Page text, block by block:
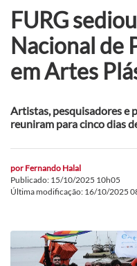
FURG
Nacional de
em Artes
Artistas, pesquisadores e
reuniram para cinco dias
por Fernando Halal
Publicado: 15/10/2025 10h05
Última modificação: 16/10/2025